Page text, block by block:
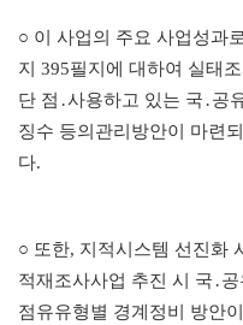
○ 이 사업의 주요 사업성과
지 395필지에 대하여 실태
단 점 ․사용하고 있는 국 ․공
징수 등의관리방안이 마련
다.
○ 또한, 지적시스템 선진화
적재조사사업 추진 시 국 ․
점유유형별 경계정비 방안